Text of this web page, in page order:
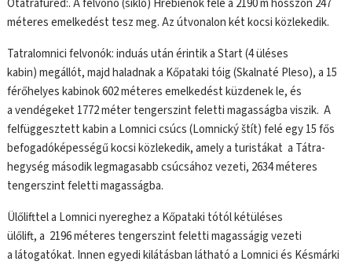
Ótátrafüred:. A felvonó (sikló) Hrebienok felé a 2190 m hosszon 247
méteres emelkedést tesz meg. Az útvonalon két kocsi közlekedik.
Tatralomnici felvonók: induás után érintik a Start (4 üléses
kabin) megállót, majd haladnak a Kőpataki tóig (Skalnaté Pleso), a 15
férőhelyes kabinok 602 méteres emelkedést küzdenek le, és
a vendégeket 1772 méter tengerszint feletti magasságba viszik. A
felfüggesztett kabin a Lomnici csúcs (Lomnický štít) felé egy 15 fős
befogadóképességű kocsi közlekedik, amely a turistákat a Tátra-
hegység második legmagasabb csúcsához vezeti, 2634 méteres
tengerszint feletti magasságba.
Ülőlifttel a Lomnici nyereghez a Kőpataki tótól kétüléses
ülőlift, a 2196 méteres tengerszint feletti magasságig vezeti
a látogatókat. Innen egyedi kilátásban látható a Lomnici és Késmárki